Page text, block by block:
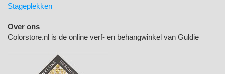
Stageplekken
Over ons
Colorstore.nl is de online verf- en behangwinkel van Guldie